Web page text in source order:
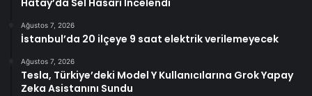
Ağustos 7, 2026
İstanbul’da 20 ilçeye 9 saat elektrik verilemeyecek
Ağustos 7, 2026
Tesla, Türkiye’deki Model Y Kullanıcılarına Grok Yapay
Zeka Asistanını Sundu